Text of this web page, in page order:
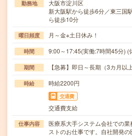
勤務地
大阪市淀川区
新大阪駅から徒歩6分／東三国
ら徒歩10分
曜日頻度 月～金※土日休み！
時間 9:00～17:45(実働:7時間45分) (
期間 【急募】即日～長期（3カ月以上
時給 時給2200円
交通費
交通費支給
仕事内容
医療系大手システム会社での
ストのお仕事です。自社開発